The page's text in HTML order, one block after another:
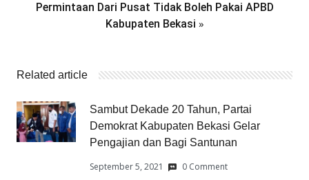
Permintaan Dari Pusat Tidak Boleh Pakai APBD
Kabupaten Bekasi »
Related article
Sambut Dekade 20 Tahun, Partai
Demokrat Kabupaten Bekasi Gelar
Pengajian dan Bagi Santunan
September 5, 2021 0 Comment